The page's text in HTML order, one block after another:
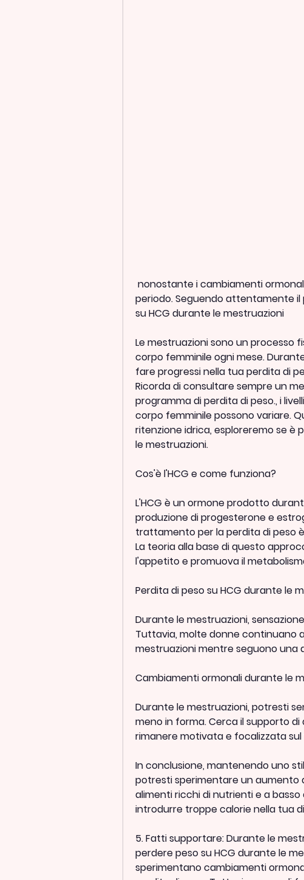
periodo. Seguendo attentamente
su HCG durante le mestruazioni
Le mestruazioni sono un processo
corpo femminile ogni mese.
fare progressi nella tua perdita di
Ricorda di consultare sempre un
programma di perdita di peso., i
corpo femminile possono variare.
ritenzione idrica, esploreremo se è
le mestruazioni.
Cos'è l'HCG e come funziona?
L'HCG è un ormone prodotto
produzione di progesterone e
trattamento per la perdita di peso
La teoria alla base di questo
l'appetito e promuova il
Perdita di peso su HCG durante le
Durante le mestruazioni,
Tuttavia, molte donne continuano
mestruazioni mentre seguono una
Cambiamenti ormonali durante le
Durante le mestruazioni, potresti
meno in forma. Cerca il supporto
rimanere motivata e focalizzata
In conclusione, mantenendo uno
potresti sperimentare un
alimenti ricchi di nutrienti e a
introdurre troppe calorie nella tua
5. Fatti supportare: Durante le
perdere peso su HCG durante le
sperimentano cambiamenti